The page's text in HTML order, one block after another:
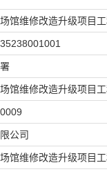
馆维修改造升级项目
馆维修改造升级项目
公司
馆维修改造升级项目